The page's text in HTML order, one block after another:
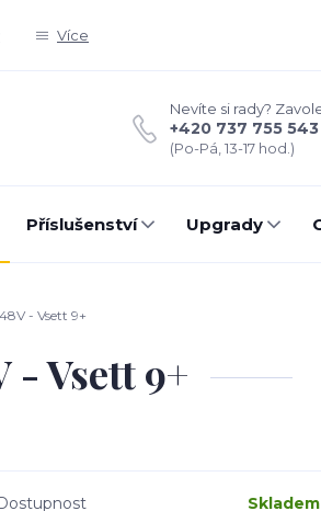
Více
Nevíte si rady?
+420 737 755 543
(Po-Pá, 13-17 hod.)
Příslušenství Upgrady
- Vsett 9+
Vsett 9+
Skladem